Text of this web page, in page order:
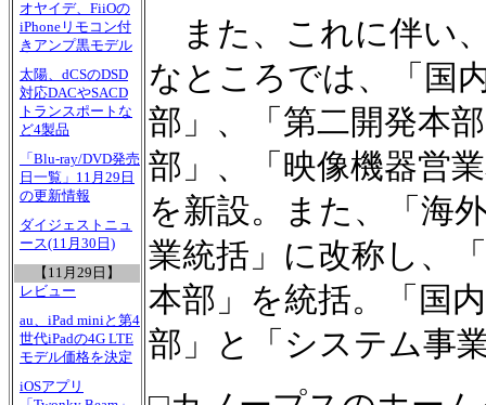
オヤイデ、FiiOの
iPhoneリモコン付
きアンプ黒モデル
太陽、dCSのDSD
対応DACやSACD
トランスポートな
ど4製品
「Blu-ray/DVD発売
日一覧」11月29日
の更新情報
ダイジェストニュ
ース(11月30日)
【11月29日】
レビュー
au、iPad miniと第4
世代iPadの4G LTE
モデル価格を決定
iOSアプリ
また、これに伴い
なところでは、「国
部」、「第二開発本
部」、「映像機器営
を新設。また、「海
業統括」に改称し、
本部」を統括。「国
部」と「システム事